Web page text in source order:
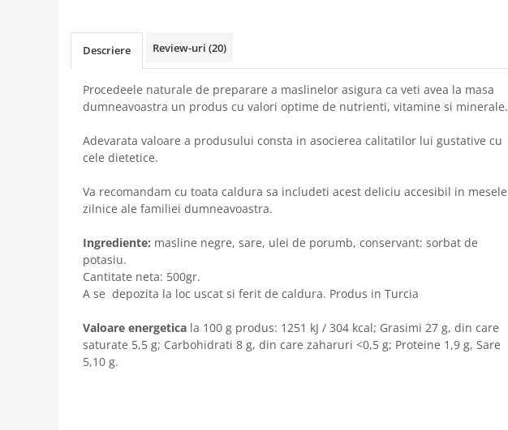
Descriere Review-uri (20)
Procedeele naturale de preparare a maslinelor asigura ca veti avea la masa
dumneavoastra un produs cu valori optime de nutrienti, vitamine si minerale.
Adevarata valoare a produsului consta in asocierea calitatilor lui gustative cu
cele dietetice.
Va recomandam cu toata caldura sa includeti acest deliciu accesibil in mesele
zilnice ale familiei dumneavoastra.
Ingrediente: masline negre, sare, ulei de porumb, conservant: sorbat de
potasiu.
Cantitate neta: 500gr.
A se depozita la loc uscat si ferit de caldura. Produs in Turcia
Valoare energetica la 100 g produs: 1251 kJ / 304 kcal; Grasimi 27 g, din care
saturate 5,5 g; Carbohidrati 8 g, din care zaharuri <0,5 g; Proteine 1,9 g, Sare
5,10 g.